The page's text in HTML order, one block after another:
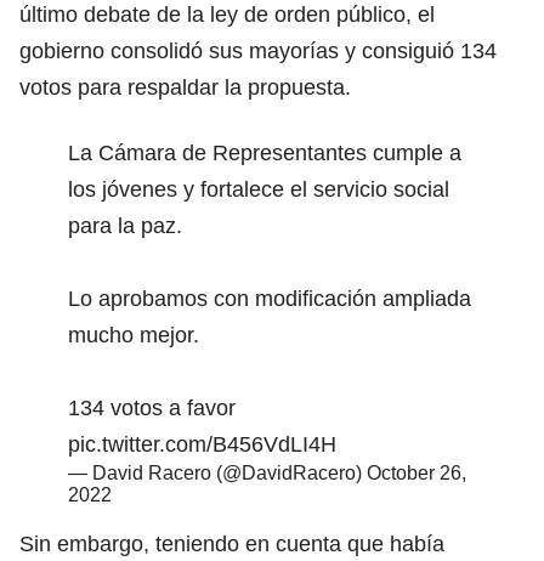
último debate de la ley de orden público, el
gobierno consolidó sus mayorías y consiguió 134
votos para respaldar la propuesta.
La Cámara de Representantes cumple a
los jóvenes y fortalece el servicio social
para la paz.
Lo aprobamos con modificación ampliada
mucho mejor.
134 votos a favor
pic.twitter.com/B456VdLI4H
— David Racero (@DavidRacero) October 26,
2022
Sin embargo, teniendo en cuenta que había